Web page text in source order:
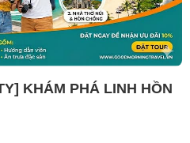
KHÁM PHÁ LINH HỒN